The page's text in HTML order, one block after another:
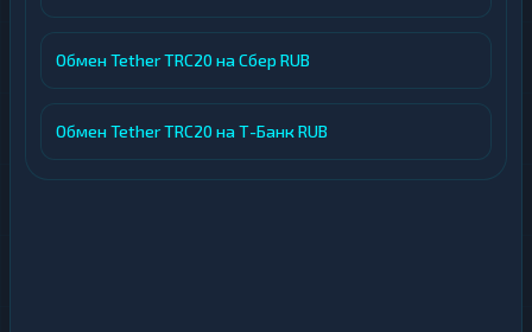
Обмен Tether TRC20 на Сбер RUB
Обмен Tether TRC20 на Т-Банк RUB